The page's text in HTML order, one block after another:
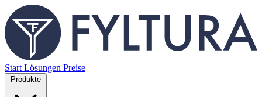
Start Lösungen Preise